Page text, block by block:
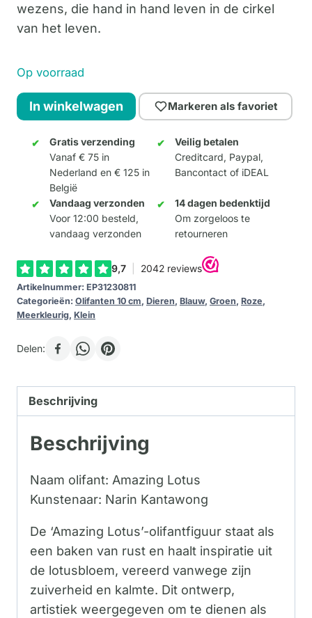
wezens, die hand in hand leven in de cirkel
van het leven.
Op voorraad
Amazing
Lotus
10cm
aantal
In winkelwagen Markeren als favoriet
Gratis verzending
Vanaf € 75 in
Nederland en € 125 in
België
Veilig betalen
Creditcard, Paypal,
Bancontact of iDEAL
Vandaag verzonden
Voor 12:00 besteld,
vandaag verzonden
14 dagen bedenktijd
Om zorgeloos te
retourneren
Artikelnummer: EP31230811
Categorieën: Olifanten 10 cm, Dieren, Blauw, Groen, Roze,
Meerkleurig, Klein
Delen:
Beschrijving
Beschrijving
Naam olifant: Amazing Lotus
Kunstenaar: Narin Kantawong
De ‘Amazing Lotus’-olifantfiguur staat als
een baken van rust en haalt inspiratie uit
de lotusbloem, vereerd vanwege zijn
zuiverheid en kalmte. Dit ontwerp,
artistiek weergegeven om te dienen als